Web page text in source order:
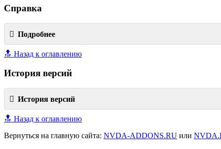
Справка
Подробнее
🔝 Назад к оглавлению
История версий
История версий
🔝 Назад к оглавлению
Вернуться на главную сайта: NVDA-ADDONS.RU или